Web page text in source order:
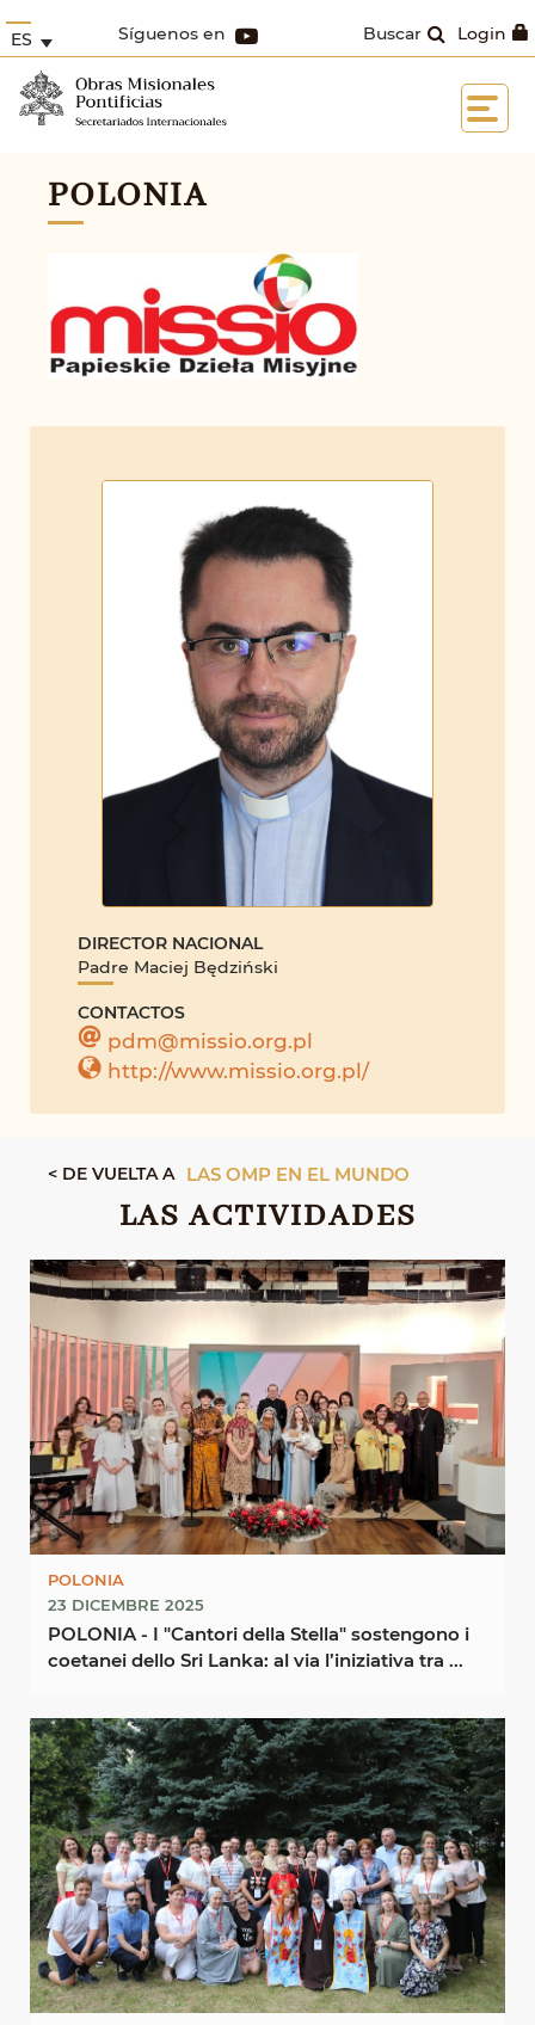
Login
Buscar
Síguenos en
ES
POLONIA
DIRECTOR NACIONAL
Padre Maciej Będziński
CONTACTOS
pdm@missio.org.pl
http://www.missio.org.pl/
< DE VUELTA A LAS OMP EN EL MUNDO
LAS ACTIVIDADES
POLONIA
23 DICEMBRE 2025
POLONIA - I "Cantori della Stella" sostengono i
coetanei dello Sri Lanka: al via l’iniziativa tra ...